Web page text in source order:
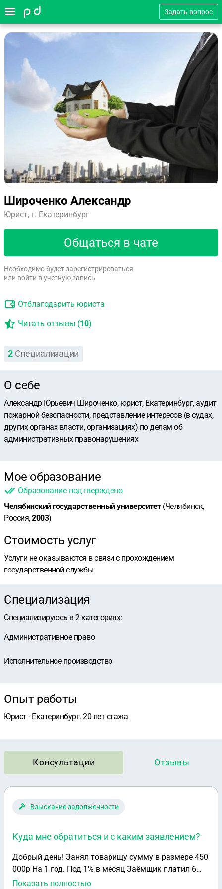
Задать вопрос
Широченко Александр
Юрист, г. Екатеринбург
Общаться в чате
Необходимо будет зарегистрироваться
или войти в учетную запись
Отблагодарить юриста
Читать отзывы (10)
2 Специализации
О себе
Александр Юрьевич Широченко, юрист, Екатеринбург, аудит
пожарной безопасности, представление интересов (в судах,
других органах власти, организациях) по делам об
административных правонарушениях
Мое образование
Образование подтверждено
Челябинский государственный университет(Челябинск,
Россия,2003)
Стоимость услуг
Услуги не оказываются в связи с прохождением
государственной службы
Специализация
Специализируюсь в2 категориях:
Административное право
Исполнительное производство
Опыт работы
Юрист - Екатеринбург. 20 лет стажа
Консультации Отзывы
Взыскание задолженности
Куда мне обратиться и с каким заявлением?
Добрый день! Занял товарищу сумму в размере 450
000р На 1 год. Под 1% в месяц Заёмщик платил 6
месяцев и отдал уже 252 000р Но потом перестал
Показать полностью